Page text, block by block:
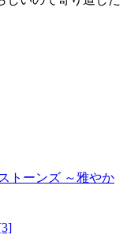
トーンズ ～雅やか